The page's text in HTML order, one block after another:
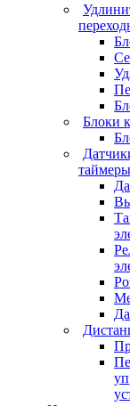
Блоки
таймеры